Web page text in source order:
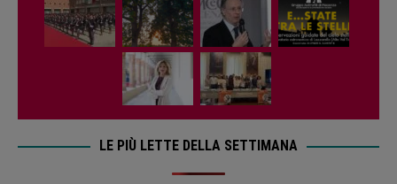
LE PIÙ LETTE DELLA SETTIMANA